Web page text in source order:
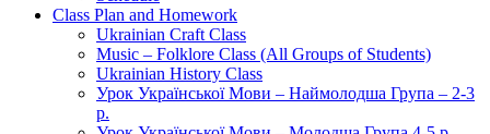
Class Plan and Homework
Ukrainian Craft Class
Music – Folklore Class (All Groups of Students)
Ukrainian History Class
Урок Української Мови – Наймолодша Група – 2-3
р.